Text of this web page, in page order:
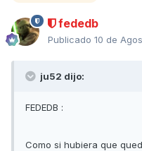
fededb
Publicado 10 de
ju52 dijo:
FEDEDB :
Como si hubiera que